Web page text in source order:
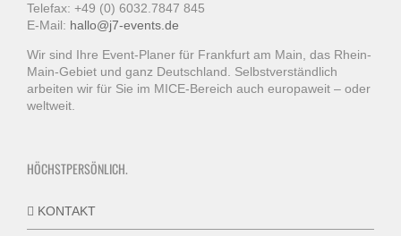
Telefax: +49 (0) 6032.7847 845
E-Mail: hallo@j7-events.de
Wir sind Ihre Event-Planer für Frankfurt am Main, das Rhein-
Main-Gebiet und ganz Deutschland. Selbstverständlich
arbeiten wir für Sie im MICE-Bereich auch europaweit – oder
weltweit.
HÖCHSTPERSÖNLICH.
KONTAKT